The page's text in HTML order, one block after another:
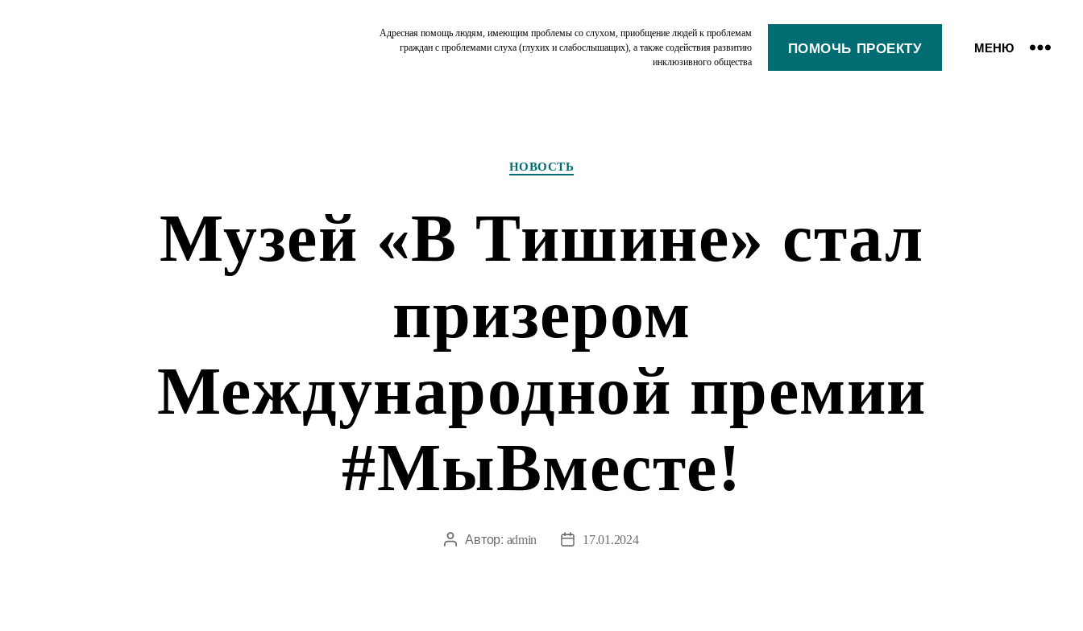
Адресная помощь людям, имеющим проблемы со слухом, приобщение людей к проблемам
граждан с проблемами слуха (глухих и слабослышащих), а также содействия развитию
инклюзивного общества
ПОМОЧЬ ПРОЕКТУ МЕНЮ
НОВОСТЬ
Музей «В Тишине» стал
призером
Международной премии
#МыВместе!
Автор
Автор: admin
Дата17.01.2024